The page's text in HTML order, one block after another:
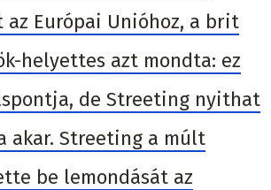
az Európai Unióhoz, a brit
helyettes azt mondta: ez
de Streeting nyithat
akar. Streeting a múlt
be lemondását az